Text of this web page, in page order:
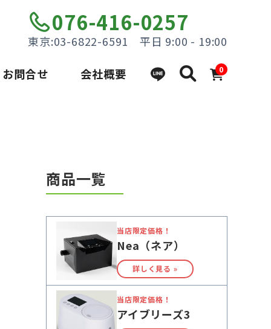
076-416-0257
東京:03-6822-6591 平日 9:00 - 19:00
0
お問合せ 会社概要
商品一覧
当店限定価格！
Nea（ネア）
詳しく見る »
当店限定価格！
アイブリーズ3